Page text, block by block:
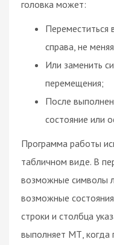
головка может:
Переместиться
справа, не
Или заменить
перемещения;
После
состояние или
Программа работы
табличном виде. В
возможные символы
возможные
строки и столбца
выполняет МТ, когда